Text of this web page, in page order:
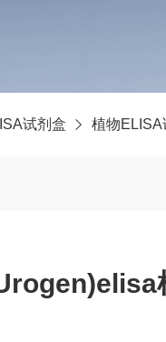
试剂盒 植物ELISA